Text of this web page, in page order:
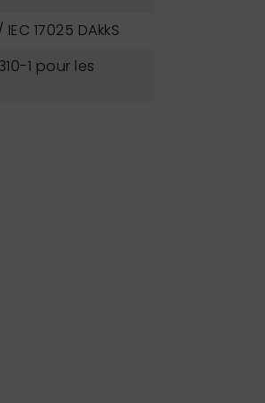
17025 DAkkS
1 pour les